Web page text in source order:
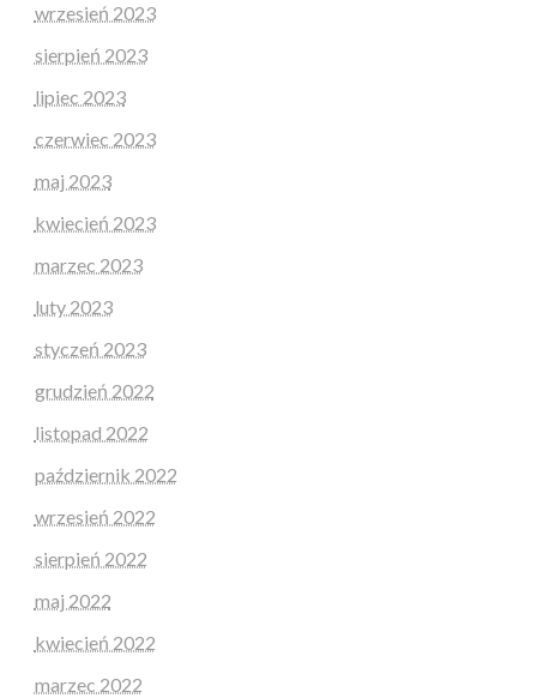
wrzesień 2023
sierpień 2023
lipiec 2023
czerwiec 2023
maj 2023
kwiecień 2023
marzec 2023
luty 2023
styczeń 2023
grudzień 2022
listopad 2022
październik 2022
wrzesień 2022
sierpień 2022
maj 2022
kwiecień 2022
marzec 2022